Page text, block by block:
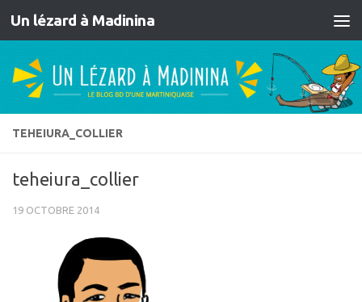
Skip to content
Un lézard à Madinina
TEHEIURA_COLLIER
teheiura_collier
19 OCTOBRE 2014